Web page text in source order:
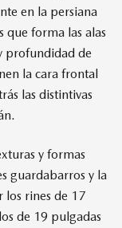
en la persiana
forma las alas
profundidad de
la cara frontal
las distintivas
y formas
guardabarros y la
los rines de 17
de 19 pulgadas